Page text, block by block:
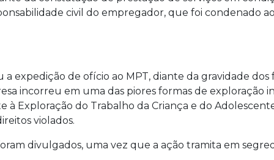
civil do empregador, que foi condenado
expedição de ofício ao MPT, diante da gravidade dos
incorreu em uma das piores formas de exploração
à Exploração do Trabalho da Criança e do
violados.
divulgados, uma vez que a ação tramita em